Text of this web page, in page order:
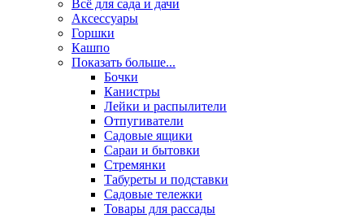
Всё для сада и дачи
Аксессуары
Горшки
Кашпо
Показать больше...
Бочки
Канистры
Лейки и распылители
Отпугиватели
Садовые ящики
Сараи и бытовки
Стремянки
Табуреты и подставки
Садовые тележки
Товары для рассады